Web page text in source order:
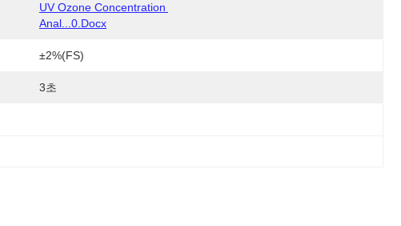
UV Ozone Concentration
Anal...0.docx
±2%(FS)
3초